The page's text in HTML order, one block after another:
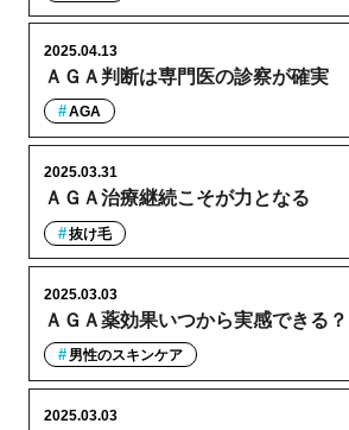
ＡＧＡ判断は専門医の診察が確実
2025.04.13
AGA
ＡＧＡ治療継続こそが力となる
2025.03.31
抜け毛
ＡＧＡ薬効果いつから実感できる？
2025.03.03
男性のスキンケア
2025.03.03